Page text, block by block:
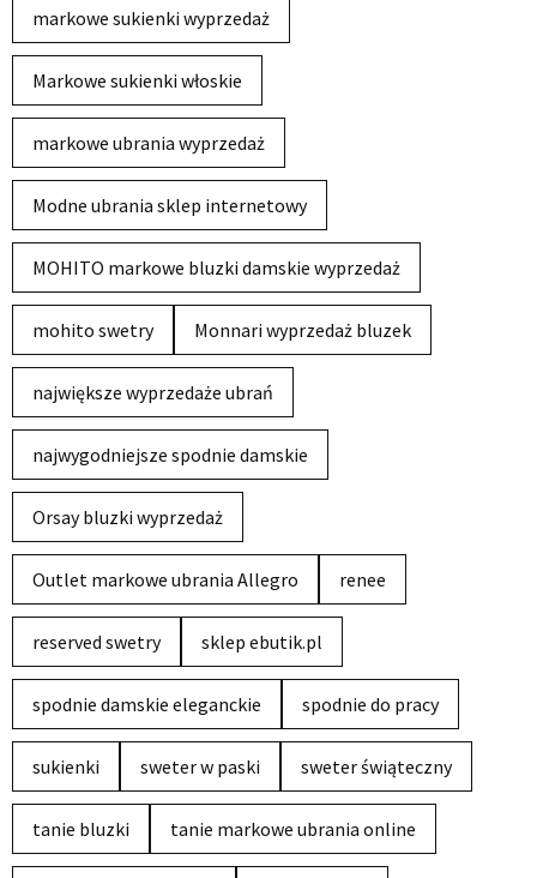
markowe sukienki wyprzedaż
Markowe sukienki włoskie
markowe ubrania wyprzedaż
Modne ubrania sklep internetowy
MOHITO markowe bluzki damskie wyprzedaż
mohito swetry Monnari wyprzedaż bluzek
największe wyprzedaże ubrań
najwygodniejsze spodnie damskie
Orsay bluzki wyprzedaż
Outlet markowe ubrania Allegro renee
reserved swetry sklep ebutik.pl
spodnie damskie eleganckie spodnie do pracy
sukienki sweter w paski sweter świąteczny
tanie bluzki tanie markowe ubrania online